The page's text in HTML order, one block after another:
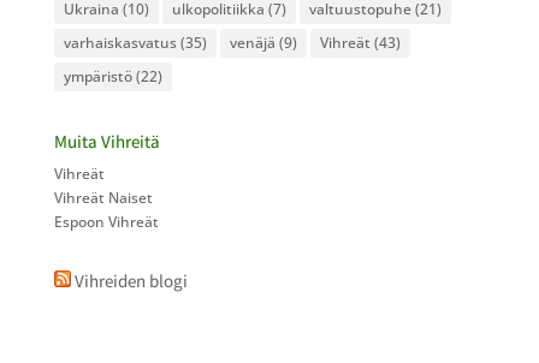
Ukraina (10) ulkopolitiikka (7) valtuustopuhe(21)
varhaiskasvatus(35) venäjä (9) Vihreät (43)
ympäristö(22)
Muita Vihreitä
Vihreät
Vihreät Naiset
Espoon Vihreät
Vihreiden blogi